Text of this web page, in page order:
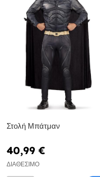
Στολή Μπάτμαν
40,99 €
ΔΙΑΘΈΣΙΜΟ